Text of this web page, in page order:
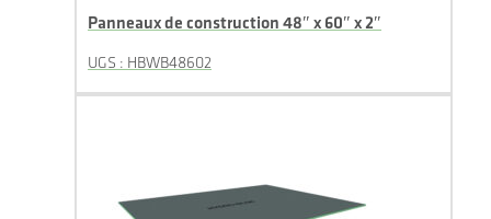
Panneaux de construction 48″ x 60″ x 2″
UGS : HBWB48602